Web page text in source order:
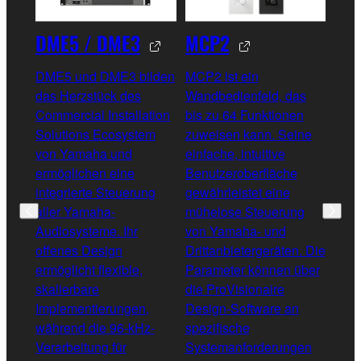
DME5 / DME3
DME5 und DME3 bilden
das Herzstück des
Commercial Installation
Solutions Ecosystem
von Yamaha und
ermöglichen eine
integrierte Steuerung
aller Yamaha-
Audiosysteme. Ihr
offenes Design
ermöglicht flexible,
skalierbare
Implementierungen,
während die 96-kHz-
Verarbeitung für
MCP2
MCP2 ist ein
Wandbedienfeld, das
bis zu 64 Funktionen
zuweisen kann. Seine
einfache, intuitive
Benutzeroberfläche
gewährleistet eine
mühelose Steuerung
von Yamaha- und
Drittanbietergeräten. Die
Parameter können über
die ProVisionaire
Design-Software an
spezifische
Systemanforderungen